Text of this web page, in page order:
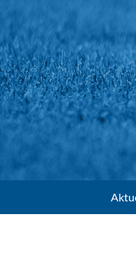
FV Gondelsheim e.V.
Zum